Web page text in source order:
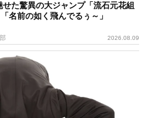
た驚異の大ジャンプ「流石元花組
名前の如く飛んでるぅ～」
2026.08.09